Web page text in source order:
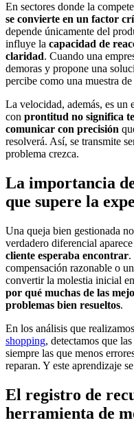
En sectores donde la
se convierte en un factor
depende únicamente del
influye la capacidad de
claridad. Cuando una
demoras y propone una
percibe como una muestra
La velocidad, además, es un
con prontitud no significa
comunicar con precisión
resolverá. Así, se transmite
problema crezca.
La importancia
que supere la
Una queja bien gestionada
verdadero diferencial
cliente esperaba encontrar.
compensación razonable o
convertir la molestia inicial
por qué muchas de las
problemas bien resueltos.
En los análisis que
shopping, detectamos que
siempre las que menos
reparan. Y este aprendizaje
El registro de
herramienta de